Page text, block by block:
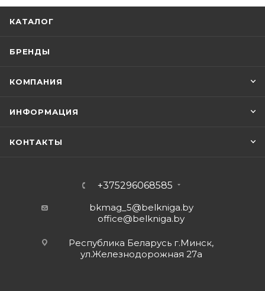
КАТАЛОГ
БРЕНДЫ
КОМПАНИЯ
ИНФОРМАЦИЯ
КОНТАКТЫ
+375296068585
bkmag_5@belkniga.by
office@belkniga.by
Республика Беларусь г.Минск,
ул.Железнодорожная 27а